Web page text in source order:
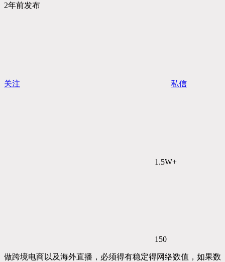
2年前发布
关注 私信
1.5W+
150
做跨境电商以及海外直播，必须得有稳定得网络数值，如果数